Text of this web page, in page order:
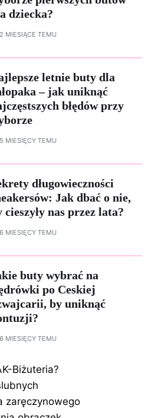
dziecka?
2 MIESIĄCE TEMU
letnie buty dla
– jak uniknąć
błędów przy
5 MIESIĘCY TEMU
długowieczności
Jak dbać o nie,
cieszyły nas przez lata?
6 MIESIĘCY TEMU
buty wybrać na
po Ceskiej
by uniknąć
6 MIESIĘCY TEMU
Biżuteria?
zaręczynowego